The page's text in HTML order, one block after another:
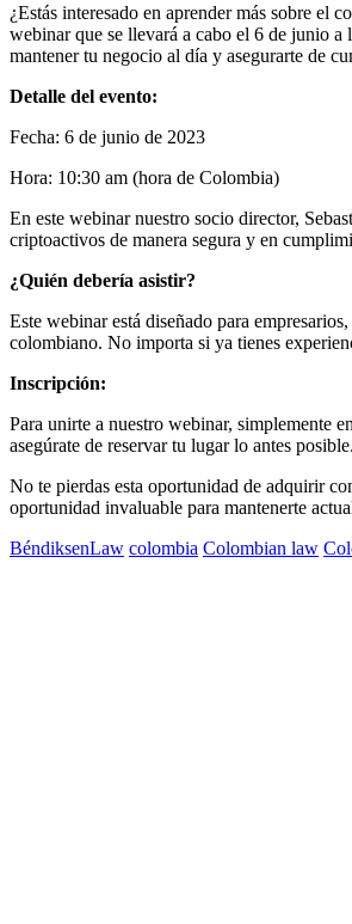
¿Estás interesado en aprender más sobre el
webinar que se llevará a cabo el 6 de junio a
mantener tu negocio al día y asegurarte de
Detalle del evento:
Fecha: 6 de junio de 2023
Hora: 10:30 am (hora de Colombia)
En este webinar nuestro socio director,
criptoactivos de manera segura y en
¿Quién debería asistir?
Este webinar está diseñado para
colombiano. No importa si ya tienes
Inscripción:
Para unirte a nuestro webinar, simplemente
asegúrate de reservar tu lugar lo antes posible.
No te pierdas esta oportunidad de adquirir
oportunidad invaluable para mantenerte
BéndiksenLaw colombia Colombian law